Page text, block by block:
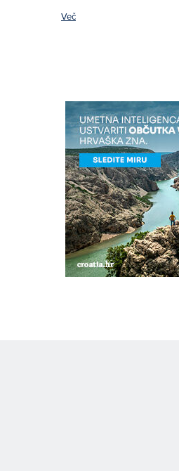
Več